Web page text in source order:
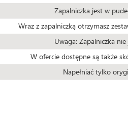
Zapalniczka jest w
Wraz z zapalniczką otrzymasz
Uwaga: Zapalniczka
W ofercie dostępne są także
Napełniać tylko